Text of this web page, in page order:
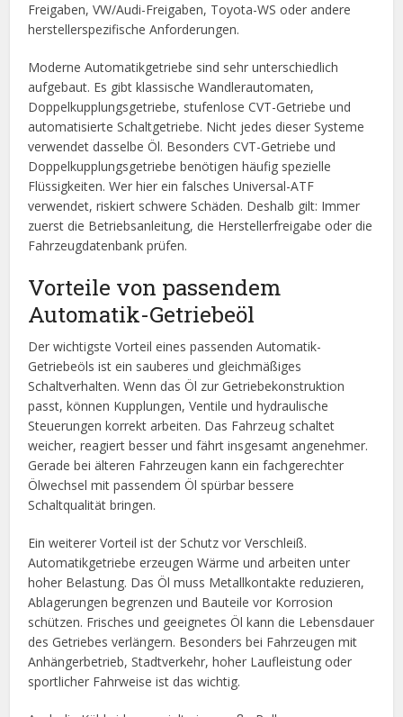
Freigaben, VW/Audi-Freigaben, Toyota-WS oder andere
herstellerspezifische Anforderungen.
Moderne Automatikgetriebe sind sehr unterschiedlich
aufgebaut. Es gibt klassische Wandlerautomaten,
Doppelkupplungsgetriebe, stufenlose CVT-Getriebe und
automatisierte Schaltgetriebe. Nicht jedes dieser Systeme
verwendet dasselbe Öl. Besonders CVT-Getriebe und
Doppelkupplungsgetriebe benötigen häufig spezielle
Flüssigkeiten. Wer hier ein falsches Universal-ATF
verwendet, riskiert schwere Schäden. Deshalb gilt: Immer
zuerst die Betriebsanleitung, die Herstellerfreigabe oder die
Fahrzeugdatenbank prüfen.
Vorteile von passendem
Automatik-Getriebeöl
Der wichtigste Vorteil eines passenden Automatik-
Getriebeöls ist ein sauberes und gleichmäßiges
Schaltverhalten. Wenn das Öl zur Getriebekonstruktion
passt, können Kupplungen, Ventile und hydraulische
Steuerungen korrekt arbeiten. Das Fahrzeug schaltet
weicher, reagiert besser und fährt insgesamt angenehmer.
Gerade bei älteren Fahrzeugen kann ein fachgerechter
Ölwechsel mit passendem Öl spürbar bessere
Schaltqualität bringen.
Ein weiterer Vorteil ist der Schutz vor Verschleiß.
Automatikgetriebe erzeugen Wärme und arbeiten unter
hoher Belastung. Das Öl muss Metallkontakte reduzieren,
Ablagerungen begrenzen und Bauteile vor Korrosion
schützen. Frisches und geeignetes Öl kann die Lebensdauer
des Getriebes verlängern. Besonders bei Fahrzeugen mit
Anhängerbetrieb, Stadtverkehr, hoher Laufleistung oder
sportlicher Fahrweise ist das wichtig.